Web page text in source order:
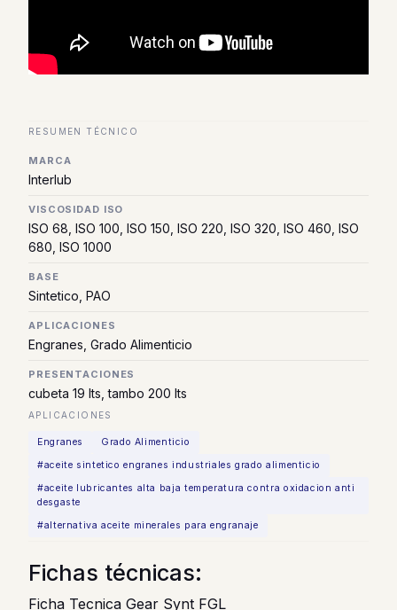
RESUMEN TÉCNICO
MARCA
Interlub
VISCOSIDAD ISO
ISO 68, ISO 100, ISO 150, ISO 220, ISO 320, ISO 460, ISO
680, ISO 1000
BASE
Sintetico, PAO
APLICACIONES
Engranes, Grado Alimenticio
PRESENTACIONES
cubeta 19 lts, tambo 200 lts
APLICACIONES
Engranes
Grado Alimenticio
#aceite sintetico engranes industriales grado alimenticio
#aceite lubricantes alta baja temperatura contra oxidacion anti
desgaste
#alternativa aceite minerales para engranaje
Fichas técnicas:
Ficha Tecnica Gear Synt FGL